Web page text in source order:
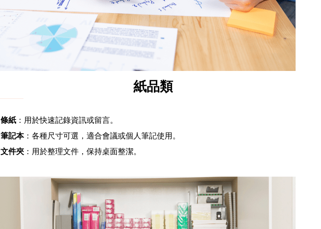
紙品類
條紙 ：用於快速記錄資訊或留言。
筆記本：各種尺寸可選，適合會議或個人筆記使用。
文件夾 ：用於整理文件，保持桌面整潔。